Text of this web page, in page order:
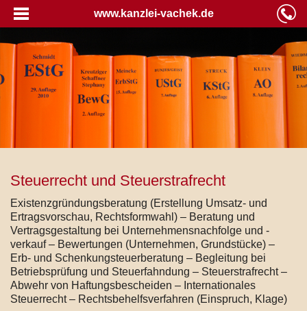
www.kanzlei-vachek.de
Steuerrecht und Steuerstrafrecht
Existenzgründungsberatung (Erstellung Umsatz- und
Ertragsvorschau, Rechtsformwahl) – Beratung und
Vertragsgestaltung bei Unternehmensnachfolge und -
verkauf – Bewertungen (Unternehmen, Grundstücke) –
Erb- und Schenkungsteuerberatung – Begleitung bei
Betriebsprüfung und Steuerfahndung – Steuerstrafrecht –
Abwehr von Haftungsbescheiden – Internationales
Steuerrecht – Rechtsbehelfsverfahren (Einspruch, Klage)